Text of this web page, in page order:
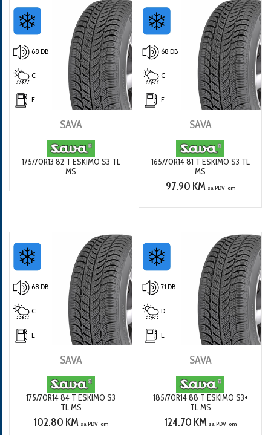
68 DB
C
E
SAVA
175/70R13 82 T ESKIMO S3 TL
MS
68 DB
C
E
SAVA
165/70R14 81 T ESKIMO S3 TL
MS
97.90 KM sa PDV-om
68 DB
C
E
SAVA
175/70R14 84 T ESKIMO S3
TL MS
102.80 KM sa PDV-om
71 DB
D
E
SAVA
185/70R14 88 T ESKIMO S3+
TL MS
124.70 KM sa PDV-om